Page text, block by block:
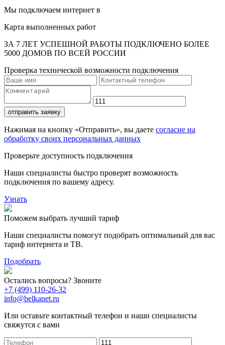
Мы подключаем интернет в
Карта выполненных работ
ЗА 7 ЛЕТ УСПЕШНОЙ РАБОТЫ ПОДКЛЮЧЕНО БОЛЕЕ
5000 ДОМОВ ПО ВСЕЙ РОССИИ
Проверка технической возможности подключения
отправить заявку
Нажимая на кнопку «Отправить», вы даете согласие на
обработку своих персональных данных
Проверьте доступность подключения
Наши специалисты быстро проверят возможность
подключения по вашему адресу.
Узнать
Поможем выбрать лучший тариф
Наши специалисты помогут подобрать оптимальный для вас
тариф интернета и ТВ.
Подобрать
Остались вопросы? Звоните
+7 (499) 110-26-32
info@belkanet.ru
Или оставьте контактный телефон и наши специалисты
свяжутся с вами